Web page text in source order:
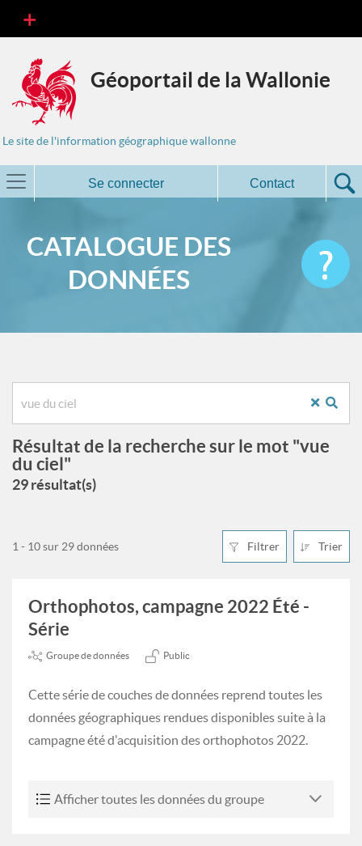
Géoportail de la Wallonie
Le site de l'information géographique wallonne
Se connecter Contact
CATALOGUE DES
DONNÉES
Résultat de la recherche sur le mot "vue
du ciel"
29 résultat(s)
Filtrer Trier
1 - 10 sur 29 données
Orthophotos, campagne 2022 Été -
Série
Groupe de données Public
Cette série de couches de données reprend toutes les
données géographiques rendues disponibles suite à la
campagne été d'acquisition des orthophotos 2022.
Afficher toutes les données du groupe